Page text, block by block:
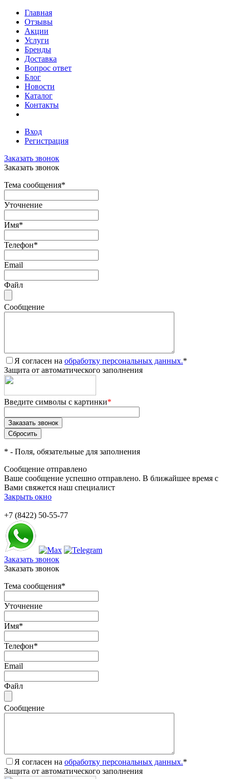
Главная
Отзывы
Акции
Услуги
Бренды
Доставка
Вопрос ответ
Блог
Новости
Каталог
Контакты
Вход
Регистрация
Заказать звонок
Заказать звонок
Тема сообщения*
Уточнение
Имя*
Телефон*
Email
Файл
Сообщение
Я согласен на обработку персональных данных.*
Защита от автоматического заполнения
Введите символы с картинки*
* - Поля, обязательные для заполнения
Сообщение отправлено
Ваше сообщение успешно отправлено. В ближайшее время с
Вами свяжется наш специалист
Закрыть окно
+7 (8422) 50-55-77
Заказать звонок
Заказать звонок
Тема сообщения*
Уточнение
Имя*
Телефон*
Email
Файл
Сообщение
Я согласен на обработку персональных данных.*
Защита от автоматического заполнения